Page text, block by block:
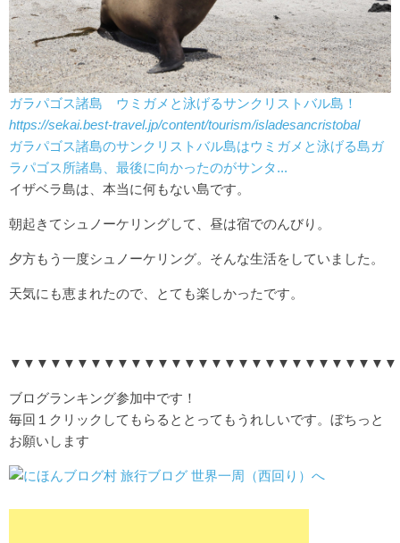
ガラパゴス諸島 ウミガメと泳げるサンクリストバル島！
https://sekai.best-travel.jp/content/tourism/isladesancristobal
ガラパゴス諸島のサンクリストバル島はウミガメと泳げる島ガ
ラパゴス所諸島、最後に向かったのがサンタ...
イザベラ島は、本当に何もない島です。
朝起きてシュノーケリングして、昼は宿でのんびり。
夕方もう一度シュノーケリング。そんな生活をしていました。
天気にも恵まれたので、とても楽しかったです。
ブログランキング参加中です！
毎回１クリックしてもらるととってもうれしいです。ぼちっと
お願いします